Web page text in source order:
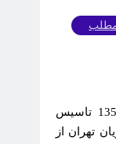
مطلب
اتحادیه صنف قالیشویان تهران در سال 1351 تاسیس
تهران از